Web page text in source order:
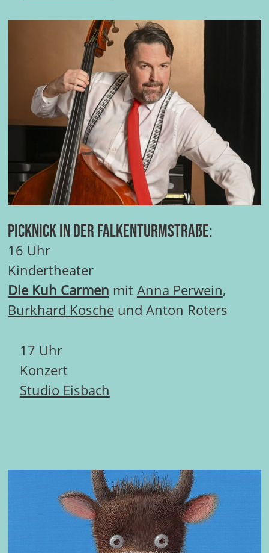
Picknick in der Falkenturmstraße:
16 Uhr
Kindertheater
Die Kuh Carmen mitAnna Perwein,
Burkhard Koscheund Anton Roters
17 Uhr
Konzert
Studio Eisbach